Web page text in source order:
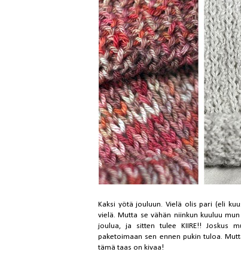
Kaksi yötä jouluun. Vielä olis pari (eli
vielä. Mutta se vähän niinkun kuuluu
joulua, ja sitten tulee KIIRE!! Joskus
paketoimaan sen ennen pukin tuloa.
tämä taas on kivaa!